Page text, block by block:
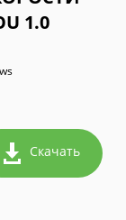
1.0
Скачать